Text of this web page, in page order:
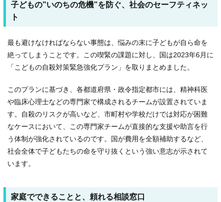
子どもの”いのちの危機”を防ぐ、社会のセーフティネッ
ト
最も避けなければならない事態は、悩みの末に子どもが自ら命を
絶ってしまうことです。この喫緊の課題に対し、国は2023年6月に
「こどもの自殺対策緊急強化プラン」を取りまとめました。
このプランに基づき、各都道府県・政令指定都市には、精神科医
や臨床心理士などの専門家で構成されるチームが設置されていま
す。自殺のリスクが高いなど、市町村や学校だけでは対応が困難
なケースにおいて、この専門家チームが直接的な支援や助言を行
う体制が強化されているのです。国が費用を全額補助するなど、
社会全体で子どもたちの命を守り抜くという強い意志が示されて
います。
家庭でできることと、頼れる相談窓口